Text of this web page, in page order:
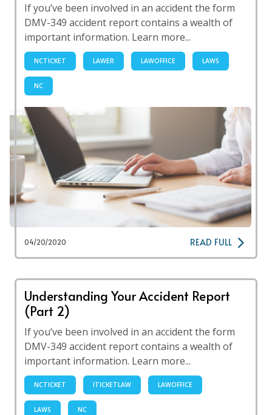
If you’ve been involved in an accident the form
DMV-349 accident report contains a wealth of
important information. Learn more...
NCTICKET LAWER LAWOFFICE LAWS
NC
04/20/2020 READ FULL
Understanding Your Accident Report
(Part 2)
If you’ve been involved in an accident the form
DMV-349 accident report contains a wealth of
important information. Learn more...
NCTICKET ITICKETLAW LAWOFFICE
LAWS NC